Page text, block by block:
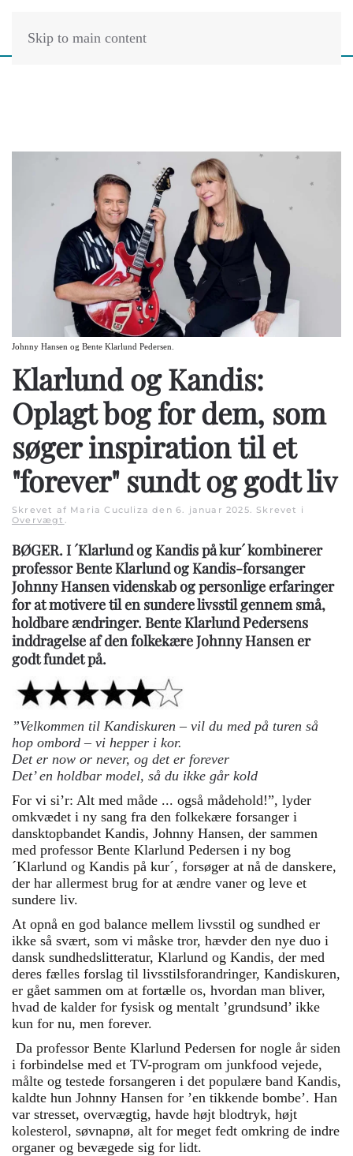
Skip to main content
Johnny Hansen og Bente Klarlund Pedersen.
Klarlund og Kandis:
Oplagt bog for dem, som
søger inspiration til et
"forever" sundt og godt liv
Skrevet af Maria Cuculiza den 6. januar 2025. Skrevet i
Overvægt .
BØGER. I ´Klarlund og Kandis på kur´ kombinerer
professor Bente Klarlund og Kandis-forsanger
Johnny Hansen videnskab og personlige erfaringer
for at motivere til en sundere livsstil gennem små,
holdbare ændringer. Bente Klarlund Pedersens
inddragelse af den folkekære Johnny Hansen er
godt fundet på.
”Velkommen til Kandiskuren – vil du med på turen så
hop ombord – vi hepper i kor.
Det er now or never, og det er forever
Det’ en holdbar model, så du ikke går kold
For vi si’r: Alt med måde ... også mådehold!”, lyder
omkvædet i ny sang fra den folkekære forsanger i
dansktopbandet Kandis, Johnny Hansen, der sammen
med professor Bente Klarlund Pedersen i ny bog
´Klarlund og Kandis på kur´, forsøger at nå de danskere,
der har allermest brug for at ændre vaner og leve et
sundere liv.
At opnå en god balance mellem livsstil og sundhed er
ikke så svært, som vi måske tror, hævder den nye duo i
dansk sundhedslitteratur, Klarlund og Kandis, der med
deres fælles forslag til livsstilsforandringer, Kandiskuren,
er gået sammen om at fortælle os, hvordan man bliver,
hvad de kalder for fysisk og mentalt ’grundsund’ ikke
kun for nu, men forever.
Da professor Bente Klarlund Pedersen for nogle år siden
i forbindelse med et TV-program om junkfood vejede,
målte og testede forsangeren i det populære band Kandis,
kaldte hun Johnny Hansen for ’en tikkende bombe’. Han
var stresset, overvægtig, havde højt blodtryk, højt
kolesterol, søvnapnø, alt for meget fedt omkring de indre
organer og bevægede sig for lidt.